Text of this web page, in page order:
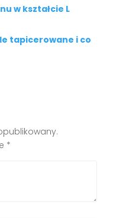
w kształcie L
tapicerowane i co
*